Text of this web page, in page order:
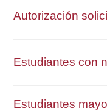
Autorización
Estudiantes con
Estudiantes